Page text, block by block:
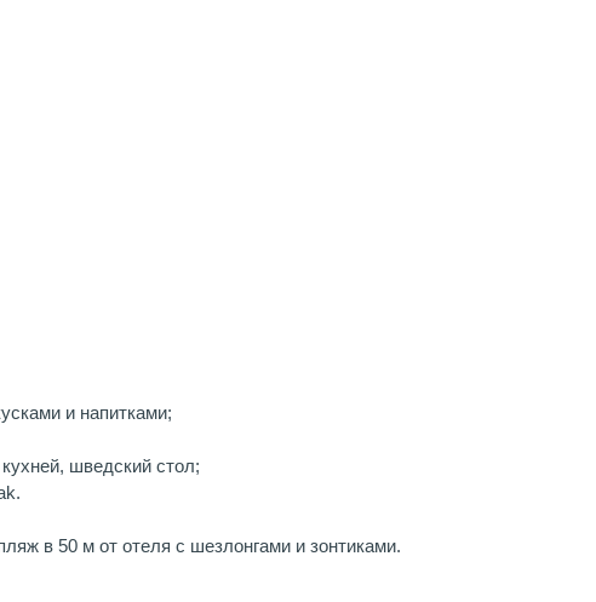
и напитками;
шведский стол;
в 50 м от отеля с шезлонгами и зонтиками.